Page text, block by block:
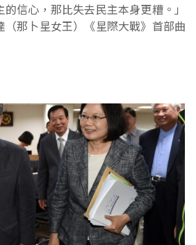
的信心，那比失去民主本身更糟。」
那卜星女王）《星際大戰》首部曲